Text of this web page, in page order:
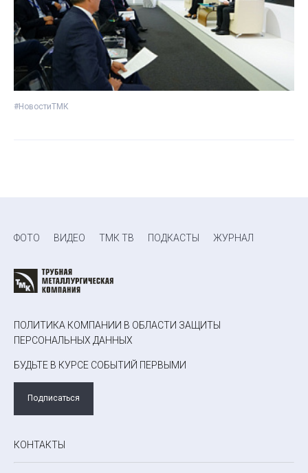
#НовостиТМК
ФОТО ВИДЕО ТМК ТВ ПОДКАСТЫ ЖУРНАЛ
ПОЛИТИКА КОМПАНИИ В ОБЛАСТИ ЗАЩИТЫ
ПЕРСОНАЛЬНЫХ ДАННЫХ
БУДЬТЕ В КУРСЕ СОБЫТИЙ ПЕРВЫМИ
Подписаться
КОНТАКТЫ